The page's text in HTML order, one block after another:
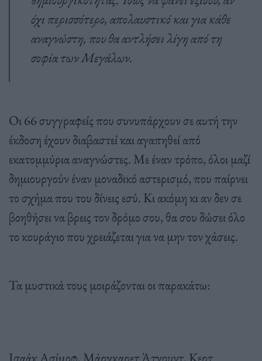
όχι περισσότερο, απολαυστικό και για κάθε
αναγνώστη, που θα αντλήσει λίγη από τη
σοφία των Μεγάλων.
Οι 66 συγγραφείς που συνυπάρχουν σε αυτή την
έκδοση έχουν διαβαστεί και αγαπηθεί από
εκατομμύρια αναγνώστες. Με έναν τρόπο, όλοι μαζί
δημιουργούν έναν μοναδικό αστερισμό, που παίρνει
το σχήμα που του δίνεις εσύ. Κι ακόμη κι αν δεν σε
βοηθήσει να βρεις τον δρόμο σου, θα σου δώσει όλο
το κουράγιο που χρειάζεται για να μην τον χάσεις.
Τα μυστικά τους μοιράζονται οι παρακάτω:
Ισαάκ Ασίμοφ, Μάργκαρετ Άτγουντ, Κερτ